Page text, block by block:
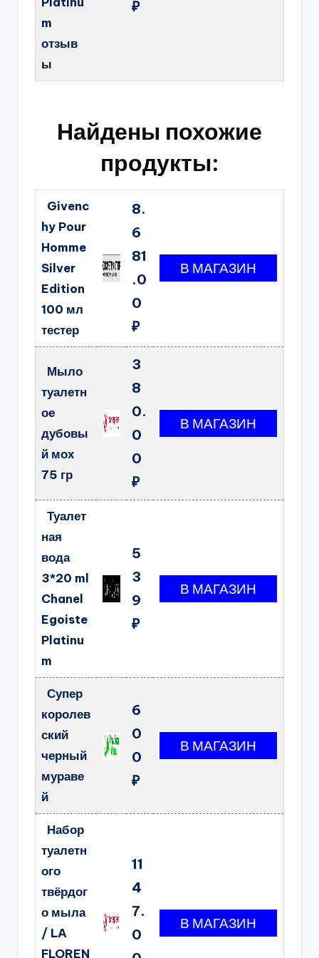
m
отзыв
ы
₽
Найдены похожие
продукты:
Givenc
hy Pour
Homme
Silver
Edition
100 мл
тестер
8.
6
81
.0
0
₽
Мыло
туалетн
ое
дубовы
й мох
75 гр
3
8
0.
0
0
₽
Туалет
ная
вода
3*20 ml
Chanel
Egoiste
Platinu
m
5
3
9
₽
Супер
королев
ский
черный
мураве
й
6
0
0
₽
Набор
туалетн
ого
твёрдог
о мыла
/ LA
FLOREN
11
4
7.
0